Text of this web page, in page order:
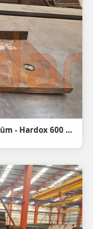
Hardox 600 20mm Abkant Büküm - Hardox 600 20mm steel bending